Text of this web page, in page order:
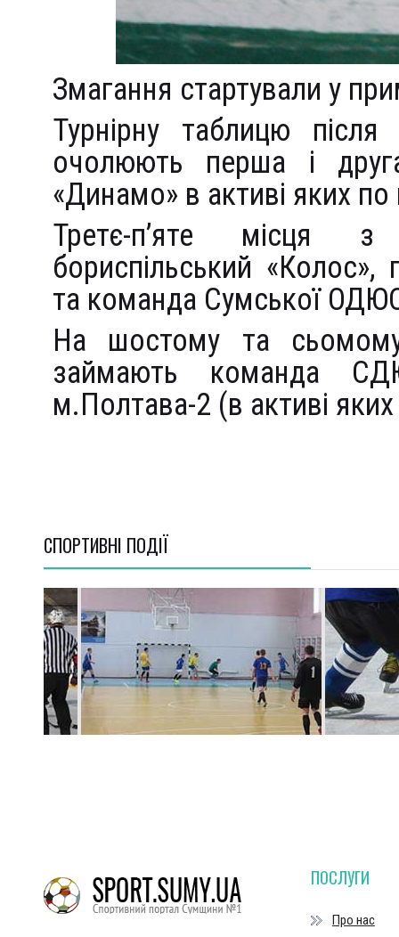
Змагання стартували у
Турнірну таблицю
очолюють перша і
«Динамо» в активі яких по
Третє-п’яте місця
бориспільський
та команда Сумської
На шостому та
займають команда
м.Полтава-2 (в активі
СПОРТИВНI ПОДІЇ
ПОСЛУГИ
Про нас